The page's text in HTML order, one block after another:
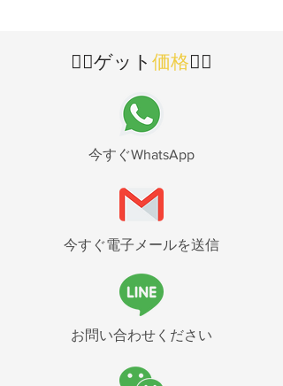
👇🏻ゲット 価格👇🏻
今すぐWhatsApp
今すぐ電子メールを送信
お問い合わせください